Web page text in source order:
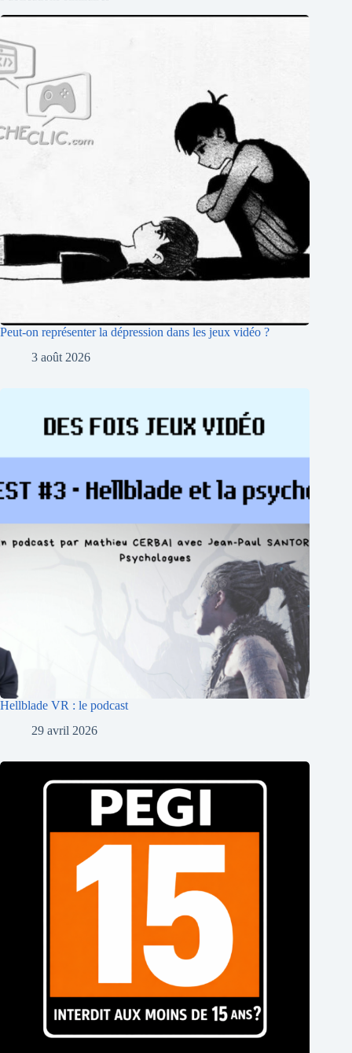
Peut-on représenter la dépression dans les jeux vidéo ?
3 août 2026
Hellblade VR : le podcast
29 avril 2026